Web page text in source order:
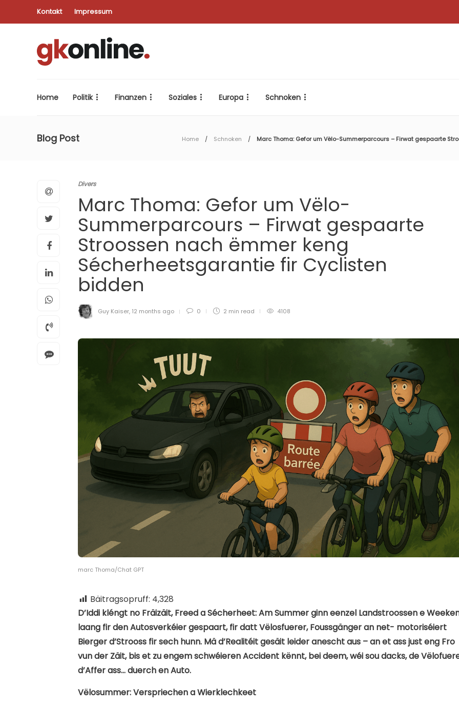
Kontakt Impressum
Home Politik Finanzen Soziales Europa Schnoken
Blog Post Home Schnoken Marc Thoma: Gefor um Vëlo-Summerparcours – Firwat gespaarte
Divers
Marc Thoma: Gefor um Vëlo-
Summerparcours – Firwat gespaarte
Stroossen nach ëmmer keng
Sécherheetsgarantie fir Cyclisten
bidden
Guy Kaiser, 12 months ago 0 2 min read 4108
marc Thoma/Chat GPT
Bäitragsopruff: 4,328
D’Iddi kléngt no Fräizäit, Freed a Sécherheet: Am Summer ginn eenzel Landstroossen e
laang fir den Autosverkéier gespaart, fir datt Vëlosfuerer, Foussgänger an net- motoriséiert
Bierger d’Strooss fir sech hunn. Mä d’Realitéit gesäit leider anescht aus – an et ass just eng Fro
vun der Zäit, bis et zu engem schwéieren Accident kënnt, bei deem, wéi sou dacks, de
d’Affer ass… duerch en Auto.
Vëlosummer: Verspriechen a Wierklechkeet